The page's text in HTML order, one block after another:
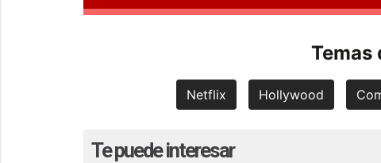
Temas
Netflix Hollywood
Te puede interesar